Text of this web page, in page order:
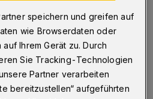
2 Minuten Lesezeit
speichern und greifen auf
wie Browserdaten oder
Ihrem Gerät zu. Durch
Sie Tracking-Technologien
Partner verarbeiten
bereitzustellen“ aufgeführten